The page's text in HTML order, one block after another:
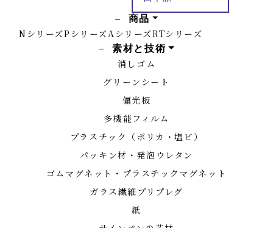
商品
NシリーズPシリーズAシリーズRTシリーズ
素材と技術
消しゴム
グリーンシート
偏光板
多機能フィルム
プラスチック（ポリカ・塩ビ）
パッキン材・発泡ウレタン
ゴムマグネット・プラスチックマグネット
ガラス繊維プリプレグ
紙